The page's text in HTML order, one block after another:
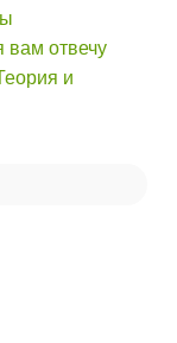
вам отвечу
и